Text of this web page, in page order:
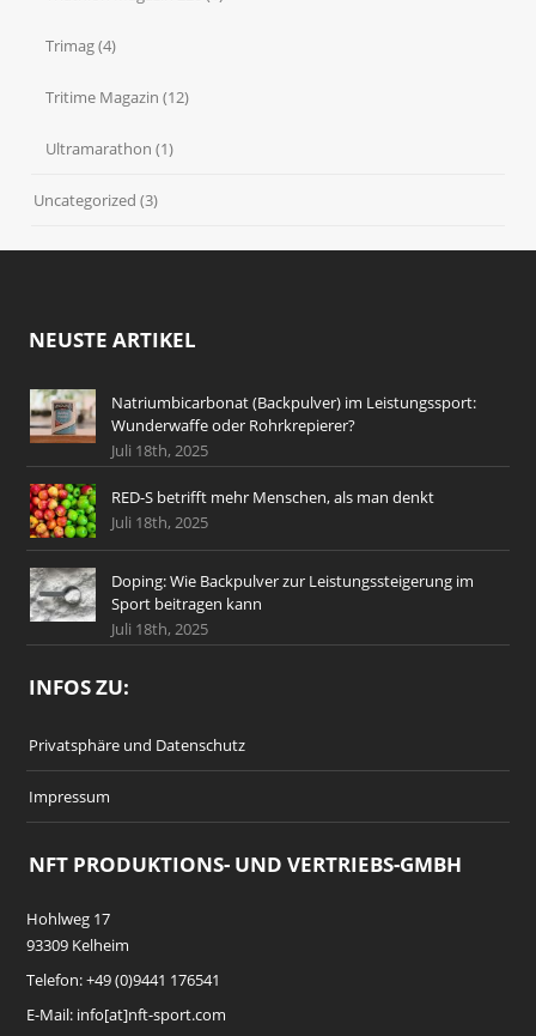
Trimag(4)
Tritime Magazin (12)
Ultramarathon (1)
Uncategorized (3)
NEUSTE ARTIKEL
Natriumbicarbonat (Backpulver) im Leistungssport:
Wunderwaffe oder Rohrkrepierer?
Juli 18th, 2025
RED-S betrifft mehr Menschen, als man denkt
Juli 18th, 2025
Doping: Wie Backpulver zur Leistungssteigerung im
Sport beitragen kann
Juli 18th, 2025
INFOS ZU:
Privatsphäre und Datenschutz
Impressum
NFT PRODUKTIONS- UND VERTRIEBS-GMBH
Hohlweg 17
93309 Kelheim
Telefon: +49 (0)9441 176541
E-Mail: info[at]nft-sport.com